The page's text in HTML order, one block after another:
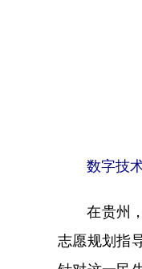
数字技
在贵州，
志愿规划指